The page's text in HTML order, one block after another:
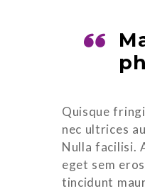
Quisque
nec ultrices
Nulla facilisi.
eget sem
tincidunt